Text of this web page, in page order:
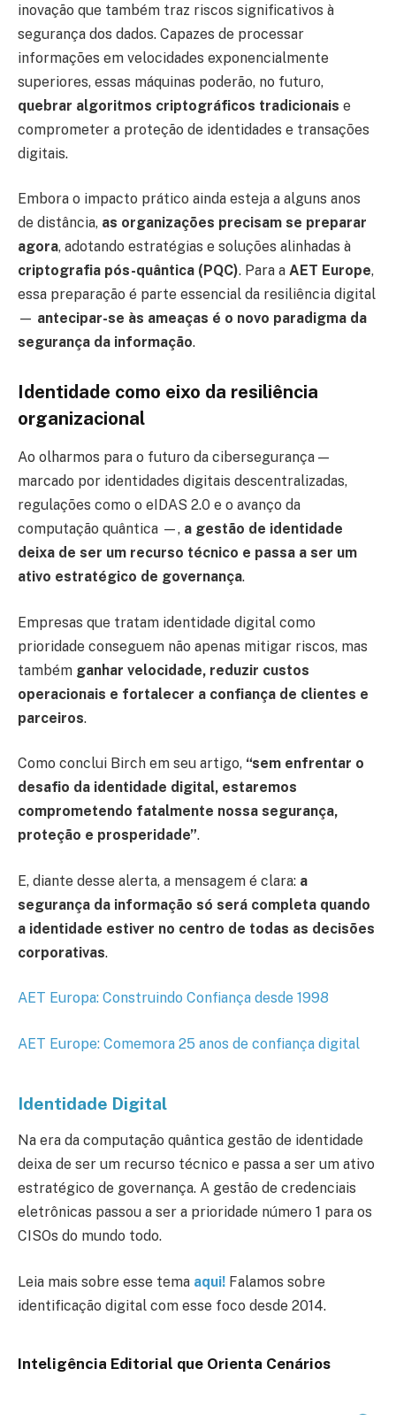
inovação que também traz riscos significativos à
segurança dos dados. Capazes de processar
informações em velocidades exponencialmente
superiores, essas máquinas poderão, no futuro,
quebrar algoritmos criptográficos tradicionais e
comprometer a proteção de identidades e transações
digitais.
Embora o impacto prático ainda esteja a alguns anos
de distância, as organizações precisam se preparar
agora, adotando estratégias e soluções alinhadas à
criptografia pós-quântica (PQC). Para a AET Europe,
essa preparação é parte essencial da resiliência digital
— antecipar-se às ameaças é o novo paradigma da
segurança da informação.
Identidade como eixo da resiliência
organizacional
Ao olharmos para o futuro da cibersegurança —
marcado por identidades digitais descentralizadas,
regulações como o eIDAS 2.0 e o avanço da
computação quântica —, a gestão de identidade
deixa de ser um recurso técnico e passa a ser um
ativo estratégico de governança.
Empresas que tratam identidade digital como
prioridade conseguem não apenas mitigar riscos, mas
também ganhar velocidade, reduzir custos
operacionais e fortalecer a confiança de clientes e
parceiros.
Como conclui Birch em seu artigo, “sem enfrentar o
desafio da identidade digital, estaremos
comprometendo fatalmente nossa segurança,
proteção e prosperidade”.
E, diante desse alerta, a mensagem é clara: a
segurança da informação só será completa quando
a identidade estiver no centro de todas as decisões
corporativas.
AET Europa: Construindo Confiança desde 1998
AET Europe: Comemora 25 anos de confiança digital
Identidade Digital
Na era da computação quântica gestão de identidade
deixa de ser um recurso técnico e passa a ser um ativo
estratégico de governança. A gestão de credenciais
eletrônicas passou a ser a prioridade número 1 para os
CISOs do mundo todo.
Leia mais sobre esse tema aqui! Falamos sobre
identificação digital com esse foco desde 2014.
Inteligência Editorial que Orienta Cenários